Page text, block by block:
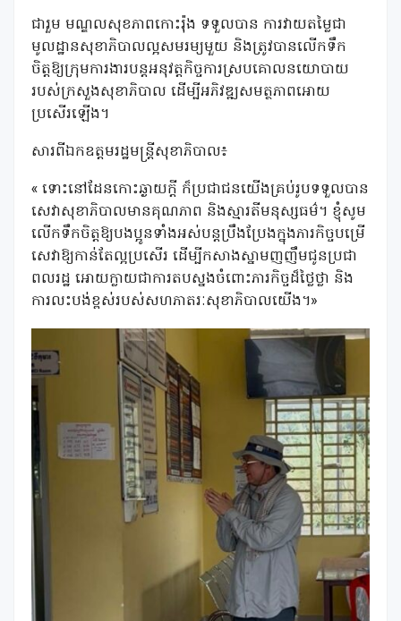
ជារួម មណ្ឌលសុខភាពកោះរ៉ុង ទទួលបាន ការវាយតម្លៃជា
មូលដ្ឋានសុខាភិបាលល្អសមរម្យមួយ និងត្រូវបានលើកទឹក
ចិត្តឱ្យក្រុមការងារបន្តអនុវត្តកិច្ចការស្របគោលនយោបាយ
របស់ក្រសួងសុខាភិបាល ដើម្បីអភិវឌ្ឍសមត្ថភាពអោយ
ប្រសេីរឡេីង។
សារពីឯកឧត្តមរដ្ឋមន្ត្រីសុខាភិបាល៖
« ទោះនៅដែនកោះឆ្ងាយក្តី ក៏ប្រជាជនយើងគ្រប់រូបទទួលបាន
សេវាសុខាភិបាលមានគុណភាព និងស្មារតីមនុស្សធម៌។ ខ្ញុំសូម
លើកទឹកចិត្តឱ្យបងប្អូនទាំងអស់បន្តប្រឹងប្រែងក្នុងភារកិច្ចបម្រើ
សេវាឱ្យកាន់តែល្អប្រសើរ ដេីម្បីកសាងស្នាមញញឹមជូនប្រជា
ពលរដ្ឋ អោយក្លាយជាការតបស្នងចំពោះភារកិច្ចដ៏ថ្លៃថ្លា និង
ការលះបង់ខ្ពស់របស់សហភាតរៈសុខាភិបាលយេីង។»